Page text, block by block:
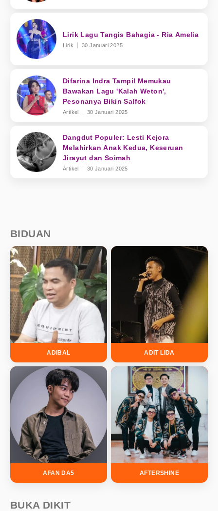
Lirik Lagu Tangis Bahagia - Ria Amelia
Lirik 30 Januari 2025
Difarina Indra Tampil Memukau
Bawakan Lagu 'Kalah Weton',
Pesonanya Bikin Salfok
Artikel 30 Januari 2025
Dangdut Populer: Lesti Kejora
Melahirkan Anak Kedua, Keseruan
Jirayut dan Soimah
Artikel 30 Januari 2025
BIDUAN
ADIBAL ADIT LIDA
AFAN DA5 AFTERSHINE
BUKA DIKIT